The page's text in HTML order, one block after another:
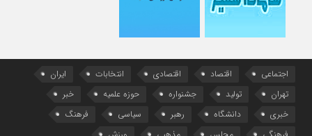
اجتماعی اقتصاد اقتصادی انتخابات
ایران
تهران
تولید جشنواره حوزه علمیه
خبر
خبری
دانشگاه رهبر سیاسی
فرهنگ